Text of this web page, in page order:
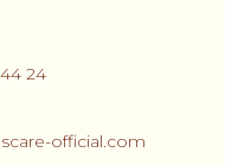
24
official.com